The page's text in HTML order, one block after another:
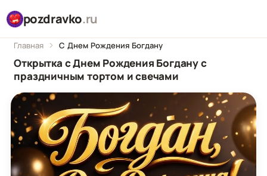
pozdravko.ru
Главная С Днем Рождения Богдану
Открытка с Днем Рождения Богдану с
праздничным тортом и свечами